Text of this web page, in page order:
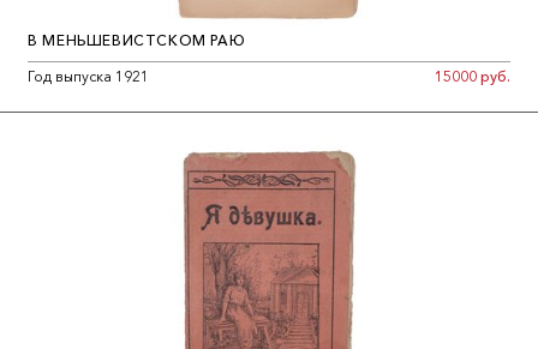
В МЕНЬШЕВИСТСКОМ РАЮ
Год выпуска 1921
15000 руб.